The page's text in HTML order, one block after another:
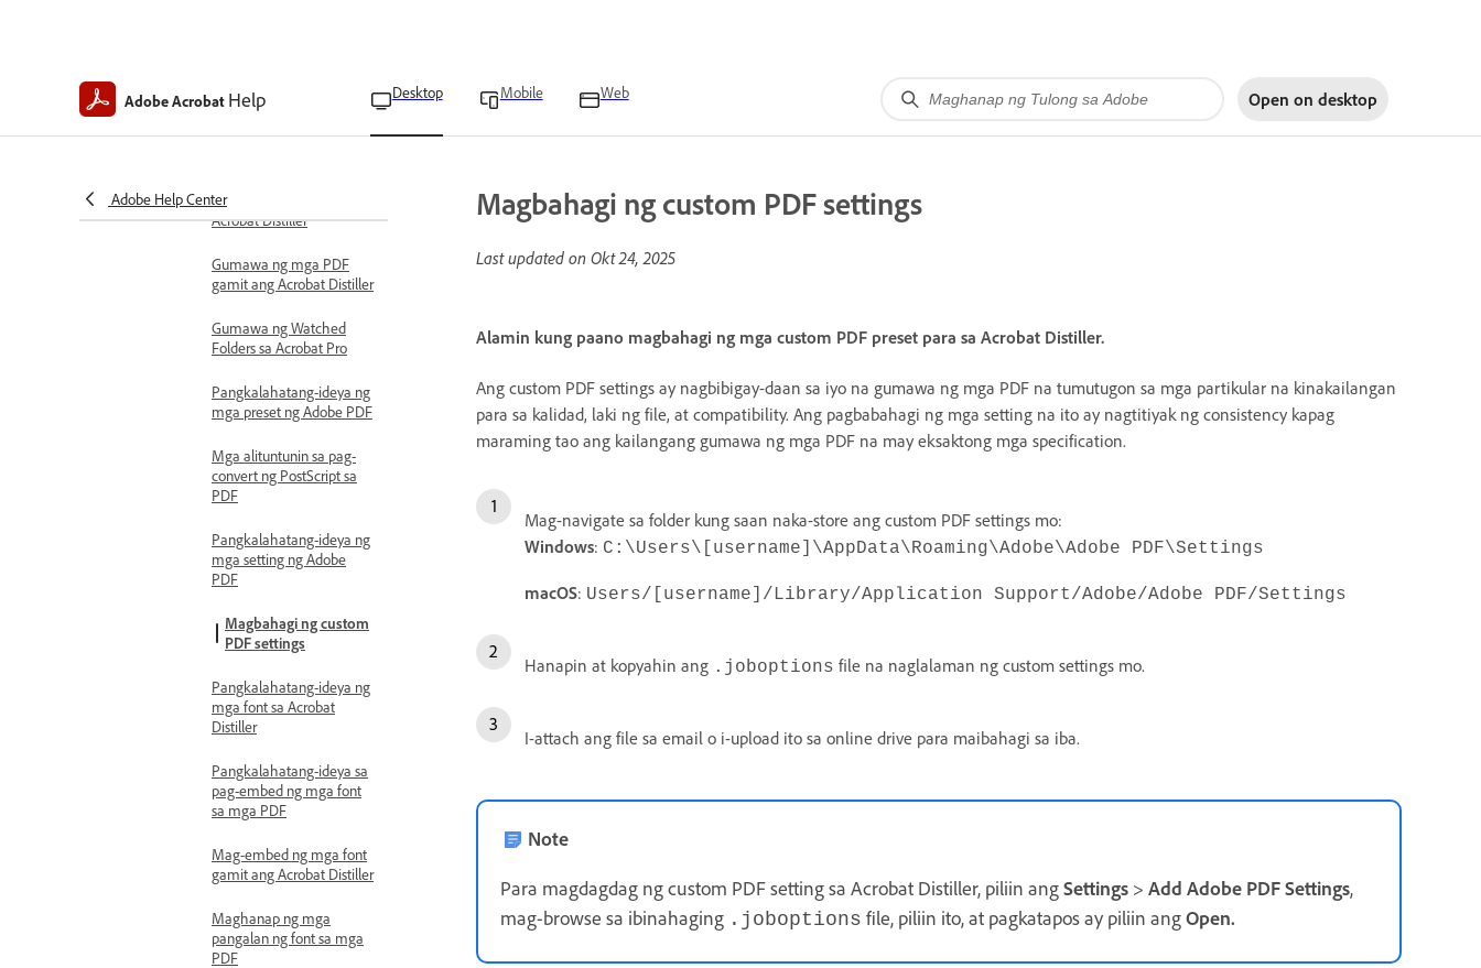
Adobe Acrobat Help Desktop Mobile Web Open on desktop
Adobe Help Center
Gumawa ng PDF mula sa
Pangkalahatang-ideya ng
Acrobat Distiller
Gumawa ng mga PDF
gamit ang Acrobat Distiller
Gumawa ng Watched
Folders sa Acrobat Pro
Pangkalahatang-ideya ng
mga preset ng Adobe PDF
Mga alituntunin sa pag-
convert ng PostScript sa
PDF
Pangkalahatang-ideya ng
mga setting ng Adobe
PDF
Magbahagi ng custom
PDF settings
Pangkalahatang-ideya ng
mga font sa Acrobat
Distiller
Pangkalahatang-ideya sa
pag-embed ng mga font
sa mga PDF
Mag-embed ng mga font
gamit ang Acrobat Distiller
Maghanap ng mga
pangalan ng font sa mga
PDF
Magbahagi ng custom PDF settings
Last updated on Okt 24, 2025
Alamin kung paano magbahagi ng mga custom PDF preset para sa Acrobat Distiller.
Ang custom PDF settings ay nagbibigay-daan sa iyo na gumawa ng mga PDF na tumutugon sa mga partikular na kinakailangan
para sa kalidad, laki ng file, at compatibility. Ang pagbabahagi ng mga setting na ito ay nagtitiyak ng consistency kapag
maraming tao ang kailangang gumawa ng mga PDF na may eksaktong mga specification.
Mag-navigate sa folder kung saan naka-store ang custom PDF settings mo:
Windows: C:\Users\[username]\AppData\Roaming\Adobe\Adobe PDF\Settings
macOS: Users/[username]/Library/Application Support/Adobe/Adobe PDF/Settings
Hanapin at kopyahin ang .joboptions file na naglalaman ng custom settings mo.
I-attach ang file sa email o i-upload ito sa online drive para maibahagi sa iba.
Note
Para magdagdag ng custom PDF setting sa Acrobat Distiller, piliin angSettings > Add Adobe PDF Settings,
mag-browse sa ibinahaging .joboptions file, piliin ito, at pagkatapos ay piliin angOpen.